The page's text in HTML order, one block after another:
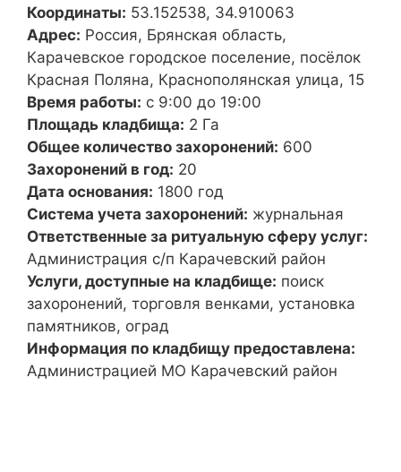
Координаты: 53.152538, 34.910063
Адрес: Россия, Брянская область,
Карачевское городское поселение, посёлок
Красная Поляна, Краснополянская улица, 15
Время работы: с 9:00 до 19:00
Площадь кладбища: 2 Га
Общее количество захоронений: 600
Захоронений в год: 20
Дата основания: 1800 год
Система учета захоронений: журнальная
Ответственные за ритуальную сферу услуг:
Администрация с/п Карачевский район
Услуги, доступные на кладбище: поиск
захоронений, торговля венками, установка
памятников, оград
Информация по кладбищу предоставлена:
Администрацией МО Карачевский район